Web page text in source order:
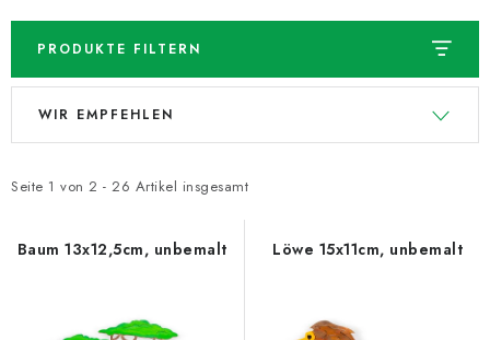
PRODUKTE FILTERN
L
t
d
Seite 1 von 2 - 26 Artikel insgesamt
P
d
k
WIR EMPFEHLEN
Baum 13x12,5cm, unbemalt Löwe 15x11cm, unbemalt